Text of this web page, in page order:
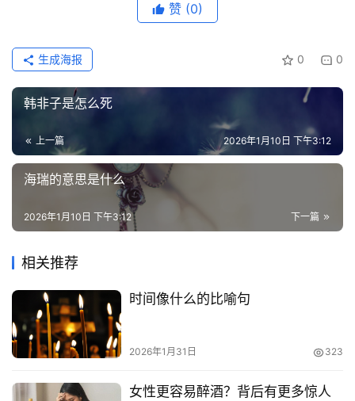
赞 (0)
0 0
生成海报
韩非子是怎么死
上一篇 2026年1月10日 下午3:12
海瑞的意思是什么
下一篇
2026年1月10日 下午3:12
相关推荐
时间像什么的比喻句
2026年1月31日 323
女性更容易醉酒？背后有更多惊人